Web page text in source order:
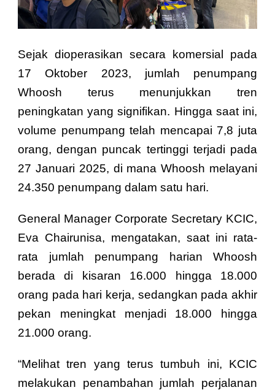
Sejak dioperasikan secara komersial pada
17 Oktober 2023, jumlah penumpang
Whoosh terus menunjukkan tren
peningkatan yang signifikan. Hingga saat ini,
volume penumpang telah mencapai 7,8 juta
orang, dengan puncak tertinggi terjadi pada
27 Januari 2025, di mana Whoosh melayani
24.350 penumpang dalam satu hari.
General Manager Corporate Secretary KCIC,
Eva Chairunisa, mengatakan, saat ini rata-
rata jumlah penumpang harian Whoosh
berada di kisaran 16.000 hingga 18.000
orang pada hari kerja, sedangkan pada akhir
pekan meningkat menjadi 18.000 hingga
21.000 orang.
“Melihat tren yang terus tumbuh ini, KCIC
melakukan penambahan jumlah perjalanan